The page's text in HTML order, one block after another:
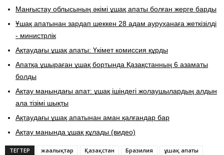
Маңғыстау облысының әкімі ұшақ апаты болған жерге барды
Ұшақ апатынан зардап шеккен 28 адам ауруханаға жеткізілді
- министрлік
Ақтаудағы ұшақ апаты: Үкімет комиссия құрды
​Апатқа ұшыраған ұшақ бортында Қазақстанның 6 азаматы
болды
Ақтау маңындағы апат: ұшақ ішіндегі жолаушылардың алдын
ала тізімі шықты
Ақтаудағы ұшақ апатынан аман қалғандар бар
Ақтау маңында ұшақ құлады (видео)
ТЕГТЕР жаңалықтар Қазақстан Бразилия ұшақ апаты